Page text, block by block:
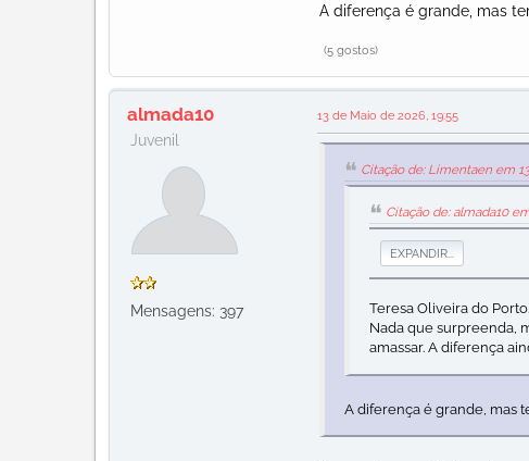
A diferença é grande, mas
(5 gostos)
almada10
Juvenil
Mensagens: 397
13 de Maio de 2026, 19:55
Citação de: Limentaen em
Citação de: almada10
EXPANDIR...
Teresa Oliveira do Porto.
Nada que surpreenda,
amassar. A diferença
A diferença é grande, mas